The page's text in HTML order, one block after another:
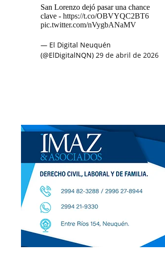
San Lorenzo dejó pasar una chance
clave - https://t.co/OBVYQC2BT6
pic.twitter.com/nVygbANaMV
— El Digital Neuquén
(@ElDigitalNQN) 29 de abril de 2026